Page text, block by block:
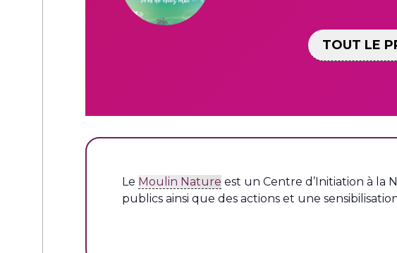
TOUT LE
Le Moulin Nature est un Centre d’Initiation à la
publics ainsi que des actions et une